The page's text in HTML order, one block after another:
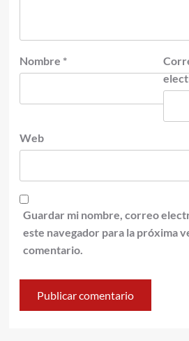
Nombre *
Web
Guardar mi nombre, correo
este navegador para la próxima
comentario.